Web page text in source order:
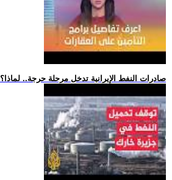
.. صادرات النفط الإيرانية تدخل مرحلة حرجة.. لماذا؟